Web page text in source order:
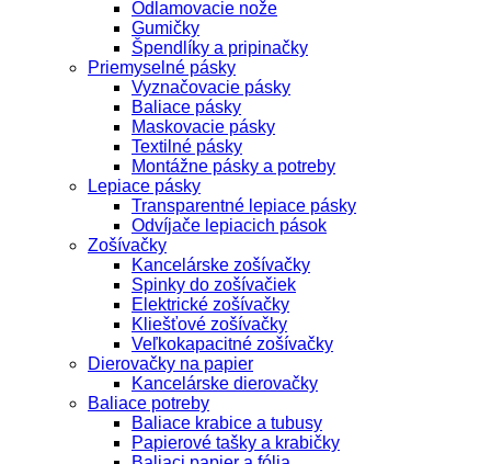
Odlamovacie nože
Gumičky
Špendlíky a pripinačky
Priemyselné pásky
Vyznačovacie pásky
Baliace pásky
Maskovacie pásky
Textilné pásky
Montážne pásky a potreby
Lepiace pásky
Transparentné lepiace pásky
Odvíjače lepiacich pások
Zošívačky
Kancelárske zošívačky
Spinky do zošívačiek
Elektrické zošívačky
Kliešťové zošívačky
Veľkokapacitné zošívačky
Dierovačky na papier
Kancelárske dierovačky
Baliace potreby
Baliace krabice a tubusy
Papierové tašky a krabičky